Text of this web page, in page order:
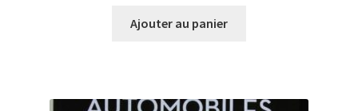
Ajouter au panier